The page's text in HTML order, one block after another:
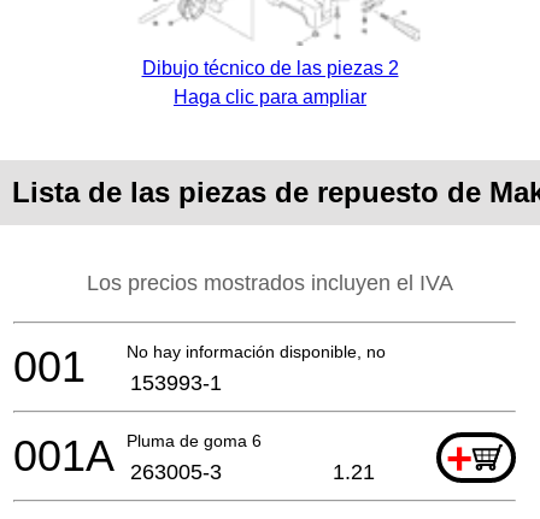
Dibujo técnico de las piezas 2
Haga clic para ampliar
Lista de las piezas de repuesto de
Los precios mostrados incluyen el IVA
No hay información disponible, no se puede pedir
001 153993-1
Pluma de goma 6 +
001A 263005-3 1.21